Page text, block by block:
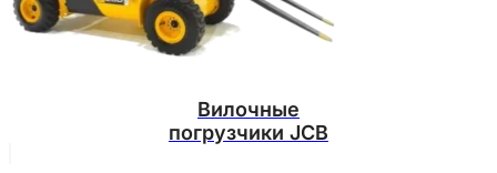
Вилочные
погрузчики JCB